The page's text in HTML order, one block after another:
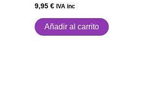
9,95€ IVA inc
Añadir al carrito